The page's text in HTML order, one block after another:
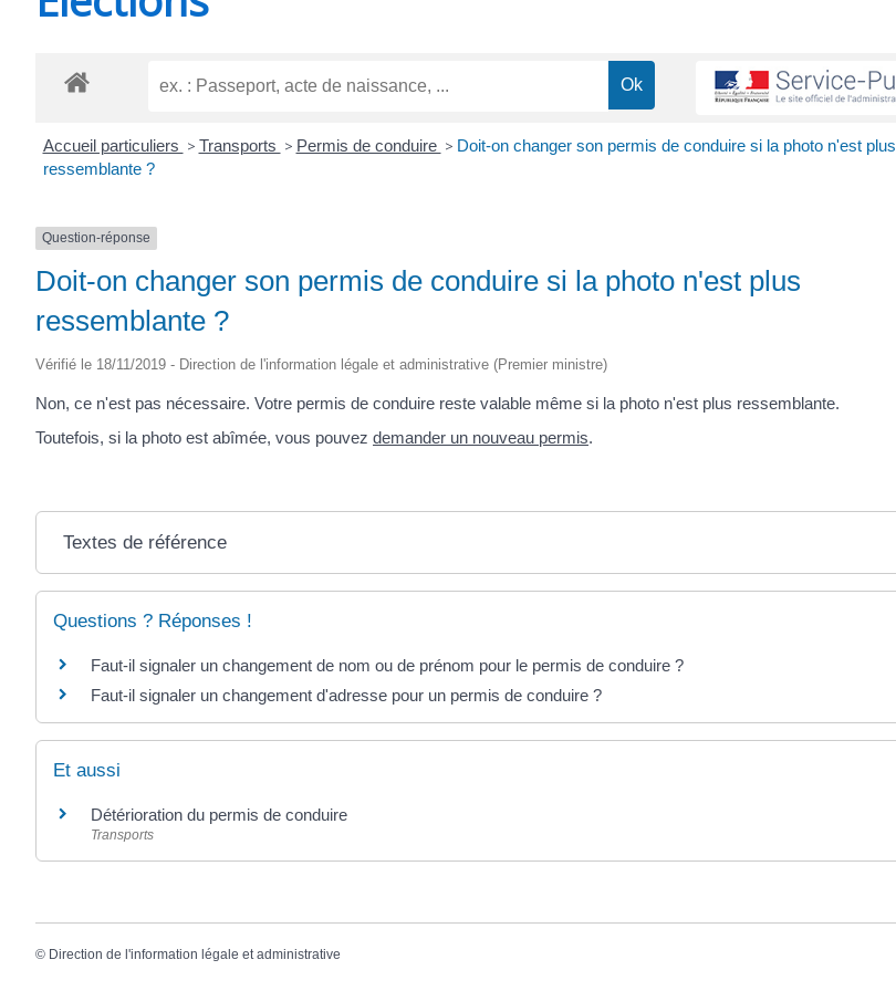
Accueil particuliers > Transports > Permis de conduire > Doit-on changer son permis de conduire si la photo n'est plus
ressemblante ?
Question-réponse
Doit-on changer son permis de conduire si la photo n'est plus
ressemblante ?
Vérifié le 18/11/2019 - Direction de l'information légale et administrative (Premier ministre)
Non, ce n'est pas nécessaire. Votre permis de conduire reste valable même si la photo n'est plus ressemblante.
Toutefois, si la photo est abîmée, vous pouvez demander un nouveau permis.
Textes de référence
Questions ? Réponses !
Faut-il signaler un changement de nom ou de prénom pour le permis de conduire ?
Faut-il signaler un changement d'adresse pour un permis de conduire ?
Et aussi
Détérioration du permis de conduire
Transports
© Direction de l'information légale et administrative